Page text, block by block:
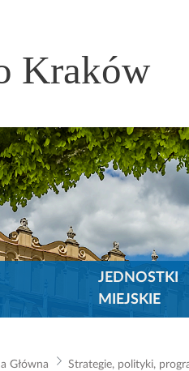
Kraków
JEDNOSTKI
MIEJSKIE
Główna Strategie, polityki,